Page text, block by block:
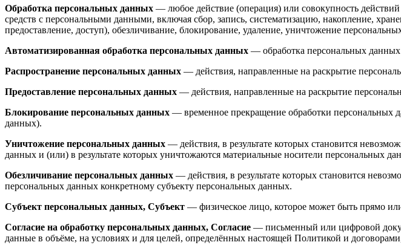
Обработка персональных данных — любое действие (операция) или совокупность
средств с персональными данными, включая сбор, запись, систематизацию, накопление,
предоставление, доступ), обезличивание, блокирование, удаление, уничтожение
Автоматизированная обработка персональных данных — обработка персональных
Распространение персональных данных — действия, направленные на раскрытие
Предоставление персональных данных — действия, направленные на раскрытие
Блокирование персональных данных — временное прекращение обработки персональных
данных).
Уничтожение персональных данных — действия, в результате которых становится
данных и (или) в результате которых уничтожаются материальные носители персональных
Обезличивание персональных данных — действия, в результате которых становится
персональных данных конкретному субъекту персональных данных.
Субъект персональных данных, Субъект — физическое лицо, которое может быть прямо
Согласие на обработку персональных данных, Согласие — письменный или цифровой
данные в объёме, на условиях и для целей, определённых настоящей Политикой и